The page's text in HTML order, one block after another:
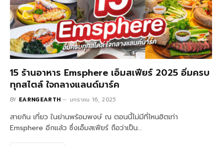
15 ร้านอาหาร Emsphere เอ็มสเฟียร์ 2025 อิ่มครบ
ทุกสไตล์ ใจกลางแลนด์มาร์ค
BY EARNGEARTH มกราคม 16, 2025
สายกิน เที่ยว ในย่านพร้อมพงษ์ ณ ตอนนี้ไม่มีที่ไหนฮิตเท่า
Emsphere อีกแล้ว ซึ่งเอ็มสเฟียร์ ถือว่าเป็น…